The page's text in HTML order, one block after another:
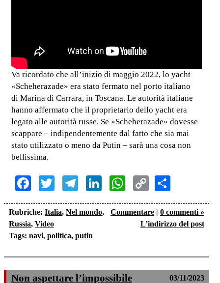
Va ricordato che all’inizio di maggio 2022, lo yacht
«Scheherazade» era stato fermato nel porto italiano
di Marina di Carrara, in Toscana. Le autorità italiane
hanno affermato che il proprietario dello yacht era
legato alle autorità russe. Se «Scheherazade» dovesse
scappare – indipendentemente dal fatto che sia mai
stato utilizzato o meno da Putin – sarà una cosa non
bellissima.
Facebook
TwitterTelegram
LinkedInWhatsApp
Copy
Link
Rubriche: Italia, Nel mondo,
Russia, Video
Tags: navi, politica, putin
Commentare | 0 commenti »
L’indirizzo del post
Non aspettare l’impossibile 03/11/2023